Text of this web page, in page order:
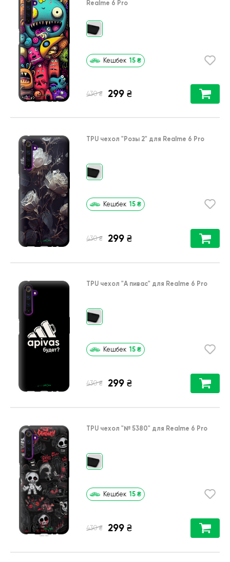
Realme 6 Pro
Кешбек 15 ₴
430 ₴ 299 ₴
TPU чехол "Розы 2" для Realme 6 Pro
Кешбек 15 ₴
430 ₴ 299 ₴
TPU чехол "А пивас" для Realme 6 Pro
Кешбек 15 ₴
430 ₴ 299 ₴
TPU чехол "№ 5380" для Realme 6 Pro
Кешбек 15 ₴
430 ₴ 299 ₴